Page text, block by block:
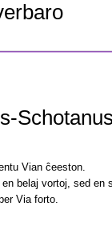
Vian ĉeeston.
belaj vortoj, sed en
Via forto.